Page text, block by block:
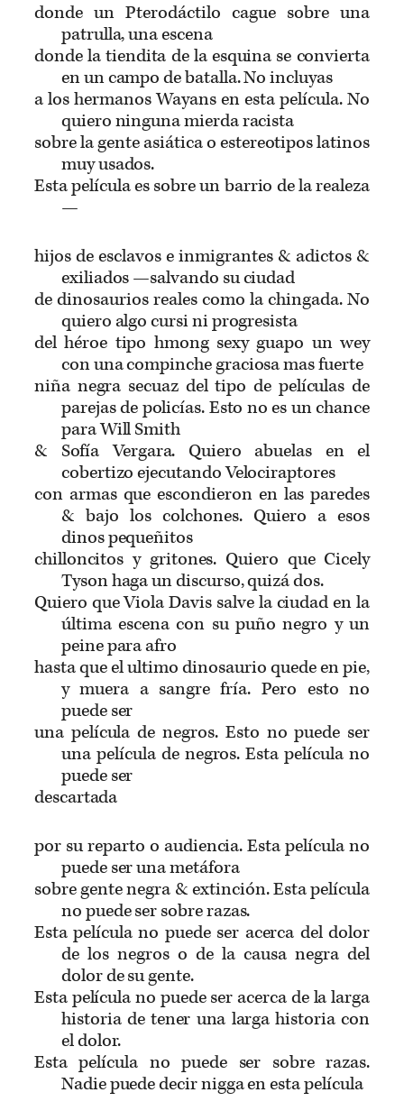
donde un Pterodáctilo cague sobre una
patrulla, una escena
donde la tiendita de la esquina se convierta
en un campo de batalla. No incluyas
a los hermanos Wayans en esta película. No
quiero ninguna mierda racista
sobre la gente asiática o estereotipos latinos
muy usados.
Esta película es sobre un barrio de la realeza
—
hijos de esclavos e inmigrantes & adictos &
exiliados —salvando su ciudad
de dinosaurios reales como la chingada. No
quiero algo cursi ni progresista
del héroe tipo hmong sexy guapo un wey
con una compinche graciosa mas fuerte
niña negra secuaz del tipo de películas de
parejas de policías. Esto no es un chance
para Will Smith
& Sofía Vergara. Quiero abuelas en el
cobertizo ejecutando Velociraptores
con armas que escondieron en las paredes
& bajo los colchones. Quiero a esos
dinos pequeñitos
chilloncitos y gritones. Quiero que Cicely
Tyson haga un discurso, quizá dos.
Quiero que Viola Davis salve la ciudad en la
última escena con su puño negro y un
peine para afro
hasta que el ultimo dinosaurio quede en pie,
y muera a sangre fría. Pero esto no
puede ser
una película de negros. Esto no puede ser
una película de negros. Esta película no
puede ser
descartada
por su reparto o audiencia. Esta película no
puede ser una metáfora
sobre gente negra & extinción. Esta película
no puede ser sobre razas.
Esta película no puede ser acerca del dolor
de los negros o de la causa negra del
dolor de su gente.
Esta película no puede ser acerca de la larga
historia de tener una larga historia con
el dolor.
Esta película no puede ser sobre razas.
Nadie puede decir nigga en esta película